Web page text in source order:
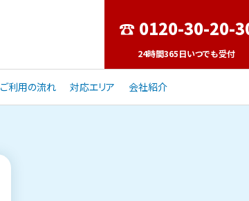
24時間365日いつでも受付
ご利用の流れ 対応エリア 会社紹介